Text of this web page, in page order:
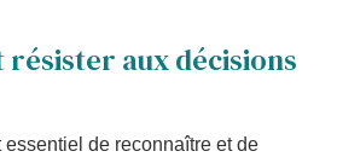
aux décisions
de reconnaître et de